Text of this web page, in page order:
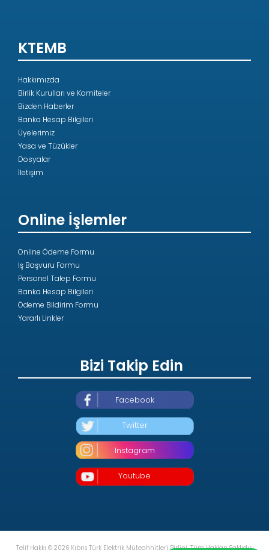
KTEMB
Hakkımızda
Birlik Kurulları ve Komiteler
Bizden Haberler
Banka Hesap Bilgileri
Üyelerimiz
Yasa ve Tüzükler
Dosyalar
İletişim
Online İşlemler
Online Ödeme Formu
İş Başvuru Formu
Personel Talep Formu
Banka Hesap Bilgileri
Ödeme Bildirim Formu
Yararlı Linkler
Bizi Takip Edin
Facebook
Twitter
Instagram
Youtube
Telif Hakkı © 2026 Kıbrıs Türk Elektrik Müteahhitleri Birliği. Tüm Hakları Saklıdır.